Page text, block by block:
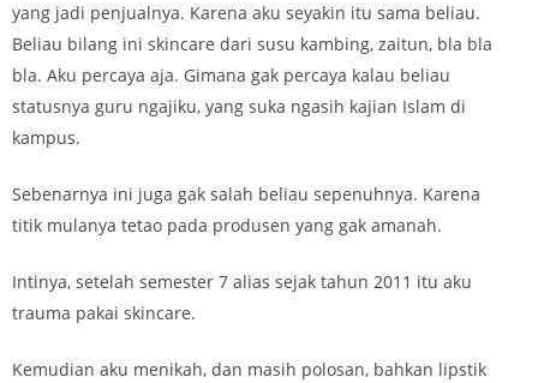
yang jadi penjualnya. Karena aku seyakin itu sama beliau.
Beliau bilang ini skincare dari susu kambing, zaitun, bla bla
bla. Aku percaya aja. Gimana gak percaya kalau beliau
statusnya guru ngajiku, yang suka ngasih kajian Islam di
kampus.
Sebenarnya ini juga gak salah beliau sepenuhnya. Karena
titik mulanya tetao pada produsen yang gak amanah.
Intinya, setelah semester 7 alias sejak tahun 2011 itu aku
trauma pakai skincare.
Kemudian aku menikah, dan masih polosan, bahkan lipstik